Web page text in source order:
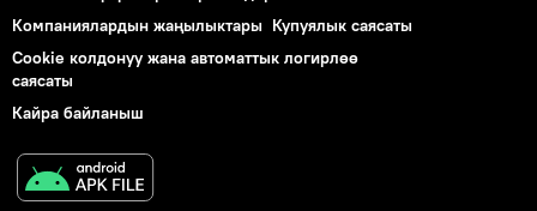
Компаниялардын жаңылыктары Купуялык саясаты
Cookie колдонуу жана автоматтык логирлөө
саясаты
Кайра байланыш